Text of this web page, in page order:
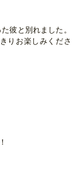
彼と別れました。
りお楽しみくださ